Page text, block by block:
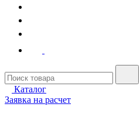
Каталог
Заявка на расчет